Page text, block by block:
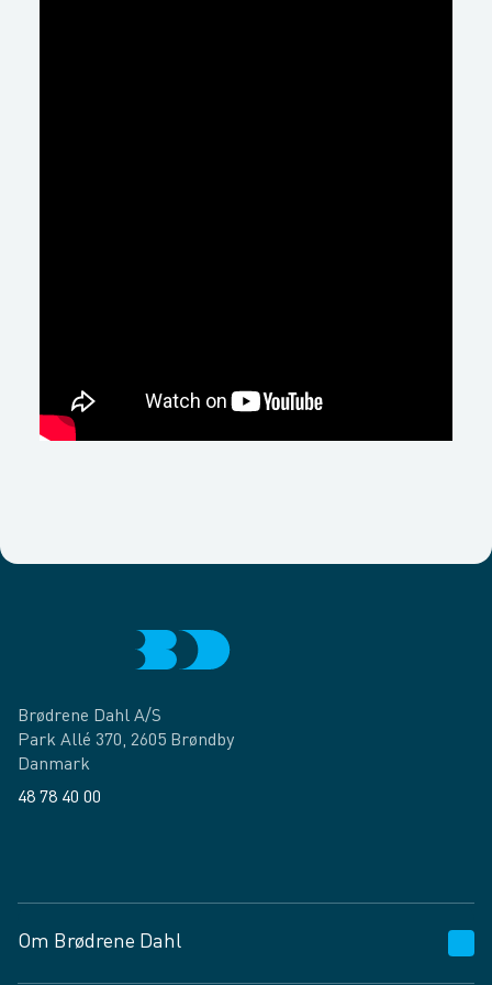
Brødrene Dahl A/S
Park Allé 370, 2605 Brøndby
Danmark
48 78 40 00
Om Brødrene Dahl